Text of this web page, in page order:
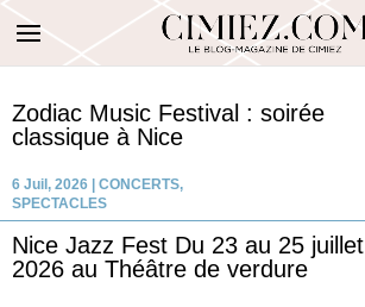
Zodiac Music Festival : soirée
classique à Nice
6 Juil, 2026 CONCERTS,
SPECTACLES
Nice Jazz Fest Du 23 au 25 juillet
2026 au Théâtre de verdure